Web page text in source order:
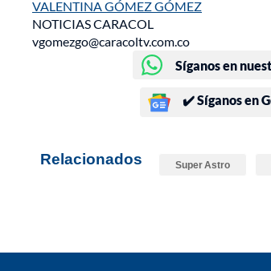
VALENTINA GÓMEZ GÓMEZ
NOTICIAS CARACOL
vgomezgo@caracoltv.com.co
Síganos en
✔️ Síganos en
Relacionados Super Astro